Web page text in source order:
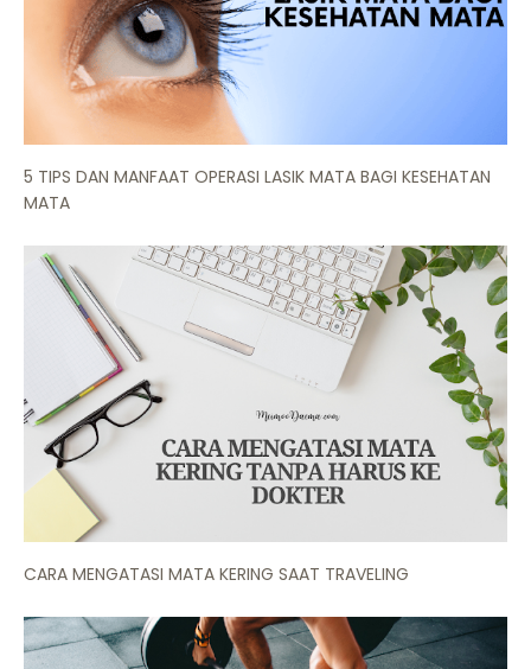
5 TIPS DAN MANFAAT OPERASI LASIK MATA BAGI KESEHATAN
MATA
CARA MENGATASI MATA KERING SAAT TRAVELING